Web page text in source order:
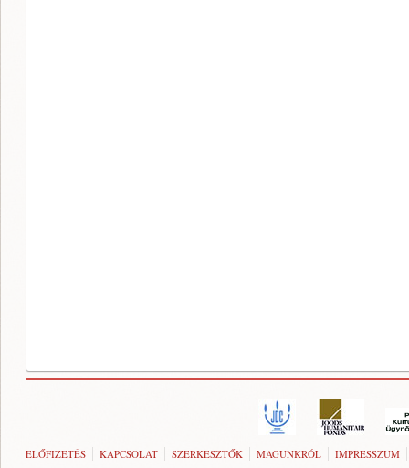
ELŐFIZETÉS KAPCSOLAT SZERKESZTŐK MAGUNKRÓL IMPRESSZUM